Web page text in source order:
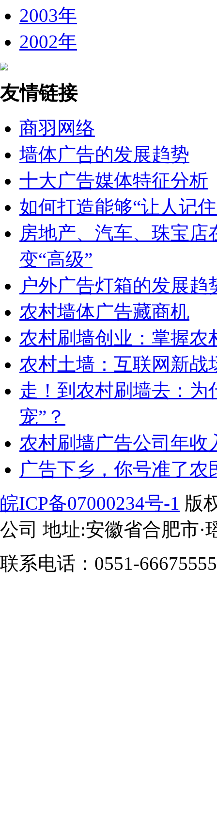
2003年
2002年
友情链接
商羽网络
墙体广告的发展趋势
十大广告媒体特征分析
如何打造能够“让人记
房地产、汽车、珠宝店
变“高级”
户外广告灯箱的发展趋
农村墙体广告藏商机
农村刷墙创业：掌握农
农村土墙：互联网新战
走！到农村刷墙去：为
宠”？
农村刷墙广告公司年收
广告下乡，你号准了农
皖ICP备07000234号-1 版
公司 地址:安徽省合肥市
联系电话：0551-